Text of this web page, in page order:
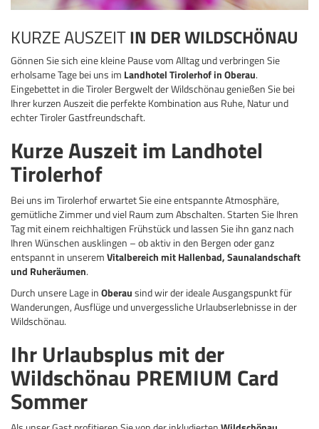
KURZE AUSZEITIN DER WILDSCHÖNAU
Gönnen Sie sich eine kleine Pause vom Alltag und verbringen Sie
erholsame Tage bei uns im Landhotel Tirolerhof in Oberau.
Eingebettet in die Tiroler Bergwelt der Wildschönau genießen Sie bei
Ihrer kurzen Auszeit die perfekte Kombination aus Ruhe, Natur und
echter Tiroler Gastfreundschaft.
Kurze Auszeit im Landhotel
Tirolerhof
Bei uns im Tirolerhof erwartet Sie eine entspannte Atmosphäre,
gemütliche Zimmer und viel Raum zum Abschalten. Starten Sie Ihren
Tag mit einem reichhaltigen Frühstück und lassen Sie ihn ganz nach
Ihren Wünschen ausklingen – ob aktiv in den Bergen oder ganz
entspannt in unseremVitalbereich mit Hallenbad, Saunalandschaft
und Ruheräumen.
Durch unsere Lage inOberausind wir der ideale Ausgangspunkt für
Wanderungen, Ausflüge und unvergessliche Urlaubserlebnisse in der
Wildschönau.
Ihr Urlaubsplus mit der
Wildschönau PREMIUM Card
Sommer